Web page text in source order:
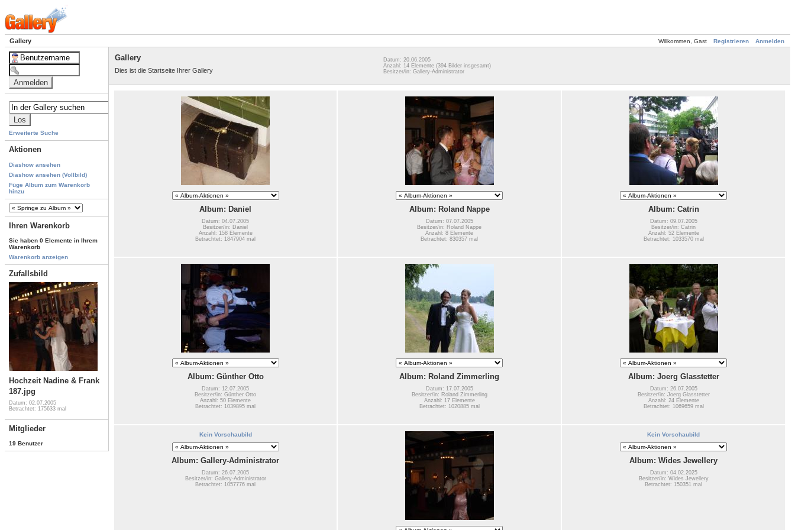
Willkommen, Gast Registrieren Anmelden
Gallery
Erweiterte Suche
Aktionen
Diashow ansehen
Diashow ansehen (Vollbild)
Füge Album zum Warenkorb
hinzu
Ihren Warenkorb
Sie haben 0 Elemente in Ihrem
Warenkorb
Warenkorb anzeigen
Zufallsbild
Hochzeit Nadine & Frank
187.jpg
Datum: 02.07.2005
Betrachtet: 175633 mal
Mitglieder
19 Benutzer
Gallery
Dies ist die Startseite Ihrer Gallery
Datum: 20.06.2005
Anzahl: 14 Elemente (394 Bilder insgesamt)
Besitzer/in: Gallery-Administrator
Album: Daniel
Datum: 04.07.2005
Besitzer/in: Daniel
Anzahl: 158 Elemente
Betrachtet: 1847904 mal
Album: Roland Nappe
Datum: 07.07.2005
Besitzer/in: Roland Nappe
Anzahl: 8 Elemente
Betrachtet: 830357 mal
Album: Catrin
Datum: 09.07.2005
Besitzer/in: Catrin
Anzahl: 52 Elemente
Betrachtet: 1033570 mal
Album: Günther Otto
Datum: 12.07.2005
Besitzer/in: Günther Otto
Anzahl: 50 Elemente
Betrachtet: 1039895 mal
Album: Roland Zimmerling
Datum: 17.07.2005
Besitzer/in: Roland Zimmerling
Anzahl: 17 Elemente
Betrachtet: 1020885 mal
Album: Joerg Glasstetter
Datum: 26.07.2005
Besitzer/in: Joerg Glasstetter
Anzahl: 24 Elemente
Betrachtet: 1069659 mal
Kein Vorschaubild
Album: Gallery-Administrator
Datum: 26.07.2005
Besitzer/in: Gallery-Administrator
Betrachtet: 1057776 mal
Kein Vorschaubild
Album: Wides Jewellery
Datum: 04.02.2025
Besitzer/in: Wides Jewellery
Betrachtet: 150351 mal